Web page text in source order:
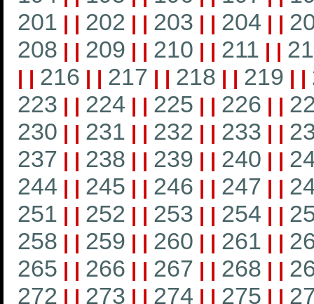
201 | | 202 | | 203 | | 204 | |
208 | | 209 | | 210 | | 211 | |
| | 216 | | 217 | | 218 | | 219 | |
223 | | 224 | | 225 | | 226 | |
230 | | 231 | | 232 | | 233 | |
237 | | 238 | | 239 | | 240 | |
244 | | 245 | | 246 | | 247 | |
251 | | 252 | | 253 | | 254 | |
258 | | 259 | | 260 | | 261 | |
265 | | 266 | | 267 | | 268 | |
272 | | 273 | | 274 | | 275 | |